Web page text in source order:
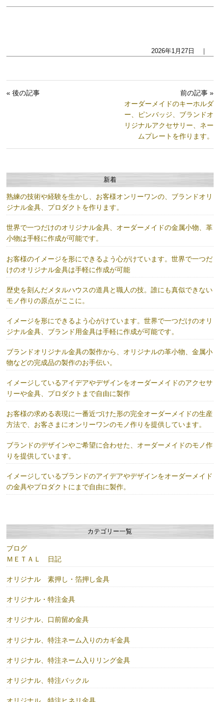
2026年1月27日 ｜
« 後の記事
前の記事 »
オーダーメイドのキーホルダ
ー、ピンバッジ、ブランドオ
リジナルアクセサリー、ネー
ムプレートを作ります。
新着
熟練の技術や経験を生かし、お客様オンリーワンの、ブランドオリ
ジナル金具、プロダクトを作ります。
世界で一つだけのオリジナル金具、オーダーメイドの金属小物、革
小物は手軽に作成が可能です。
お客様のイメージを形にできるよう心がけています。世界で一つだ
けのオリジナル金具は手軽に作成が可能
歴史を刻んだメタルハウスの道具と職人の技。誰にも真似できない
モノ作りの原点がここに。
イメージを形にできるよう心がけています。世界で一つだけのオリ
ジナル金具、ブランド用金具は手軽に作成が可能です。
ブランドオリジナル金具の製作から、オリジナルの革小物、金属小
物などの完成品の製作のお手伝い。
イメージしているアイデアやデザインをオーダーメイドのアクセサ
リーや金具、プロダクトまで自由に製作
お客様の求める表現に一番近づけた形の完全オーダーメイドの生産
方法で、お客さまにオンリーワンのモノ作りを提供しています。
ブランドのデザインやご希望に合わせた、オーダーメイドのモノ作
りを提供しています。
イメージしているブランドのアイデアやデザインをオーダーメイド
の金具やプロダクトにまで自由に製作。
カテゴリー一覧
ブログ
ＭＥＴＡＬ 日記
オリジナル 素押し・箔押し金具
オリジナル・特注金具
オリジナル、口前留め金具
オリジナル、特注ネーム入りのカギ金具
オリジナル、特注ネーム入りリング金具
オリジナル、特注バックル